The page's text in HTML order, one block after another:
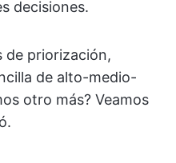
decisiones.
de priorización,
de alto-medio-
otro más? Veamos